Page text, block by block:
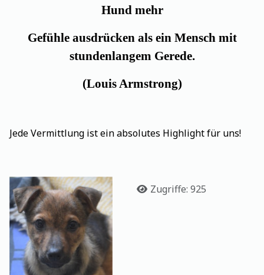
Hund mehr
Gefühle ausdrücken als ein Mensch mit
stundenlangem Gerede.
(Louis Armstrong)
Jede Vermittlung ist ein absolutes Highlight für uns!
Details
Zugriffe: 925